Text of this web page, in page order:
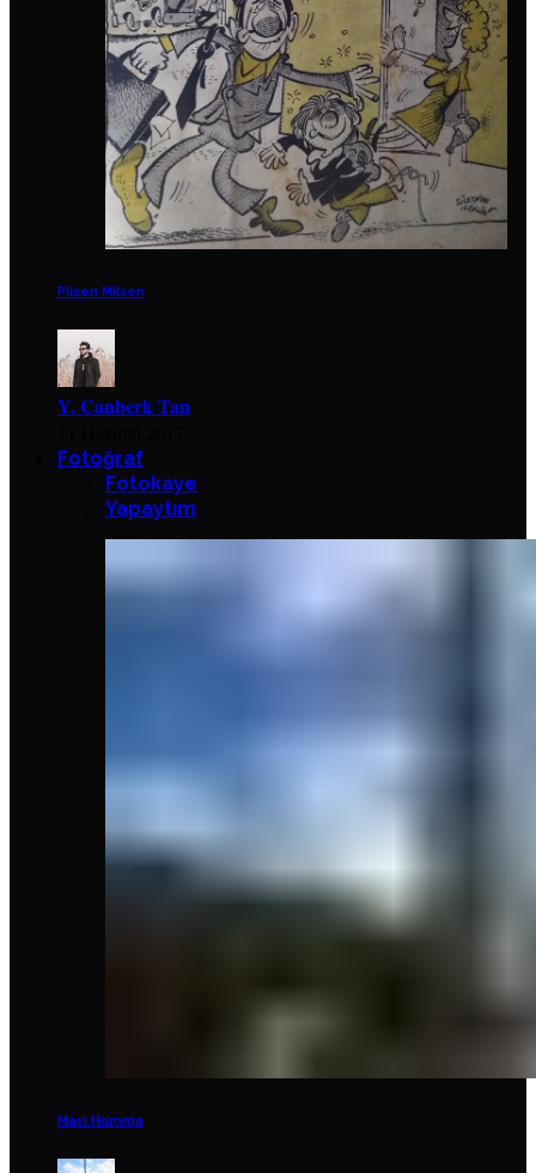
Pilsen Milsen
Y. Canberk Tan
Fotoğraf
Fotokaye
Yapaytım
Mavi Humma